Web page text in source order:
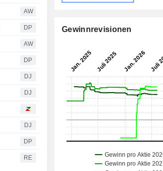
AW
DP
AW
DP
DJ
DJ
DJ
DP
RE
Gewinnrevisionen